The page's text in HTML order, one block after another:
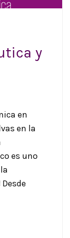
y
en
en la
es uno